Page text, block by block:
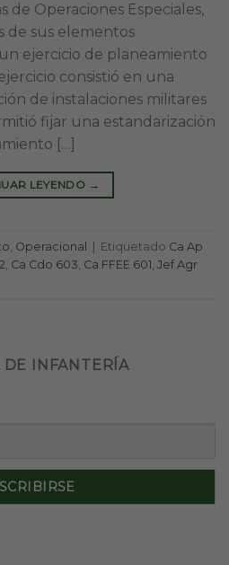
de Operaciones Especiales,
de sus elementos
ejercicio de planeamiento
consistió en una
de instalaciones militares
fijar una estandarización
[…]
LEYENDO →
Operacional Etiquetado Ca Ap
Ca Cdo 603 Ca FFEE 601 Jef Agr
INFANTERÍA